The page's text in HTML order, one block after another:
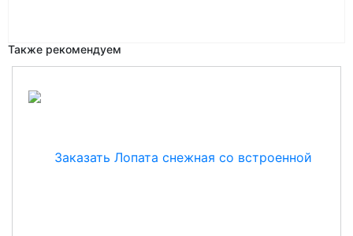
Также рекомендуем